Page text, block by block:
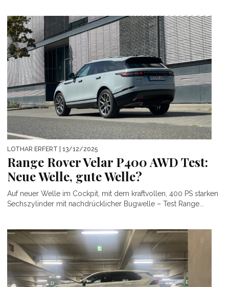
LOTHAR ERFERT | 13/12/2025
Range Rover Velar P400 AWD Test:
Neue Welle, gute Welle?
Auf neuer Welle im Cockpit, mit dem kraftvollen, 400 PS starken
Sechszylinder mit nachdrücklicher Bugwelle – Test Range...